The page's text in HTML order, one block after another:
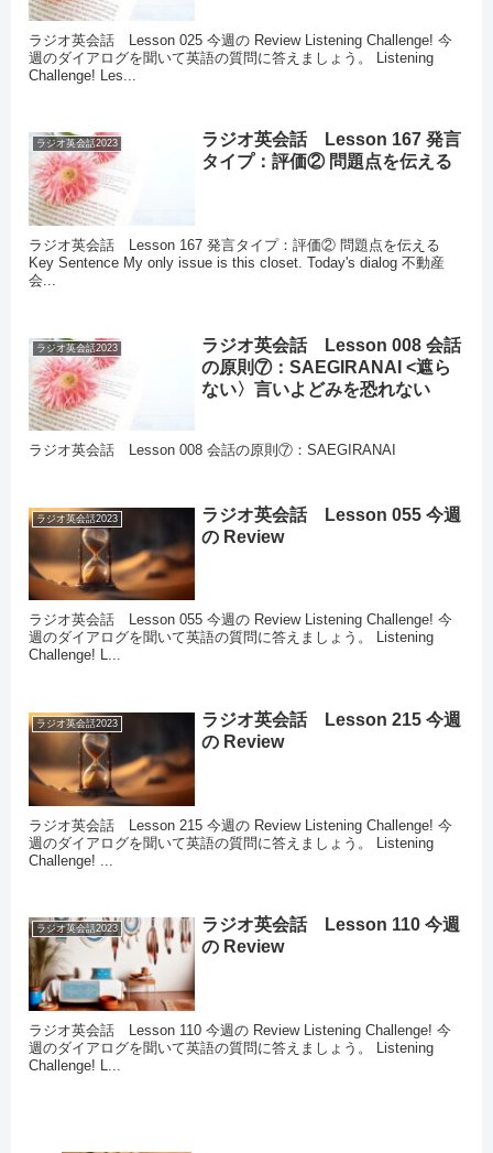
ラジオ英会話 Lesson 025 今週の Review Listening Challenge! 今
週のダイアログを聞いて英語の質問に答えましょう。 Listening
Challenge! Les...
ラジオ英会話2023
ラジオ英会話 Lesson 167 発言
タイプ：評価② 問題点を伝える
ラジオ英会話 Lesson 167 発言タイプ：評価② 問題点を伝える
Key Sentence My only issue is this closet. Today's dialog 不動産
会...
ラジオ英会話2023
ラジオ英会話 Lesson 008 会話
の原則⑦：SAEGIRANAI <遮ら
ない〉言いよどみを恐れない
ラジオ英会話 Lesson 008 会話の原則⑦：SAEGIRANAI
ラジオ英会話2023
ラジオ英会話 Lesson 055 今週
の Review
ラジオ英会話 Lesson 055 今週の Review Listening Challenge! 今
週のダイアログを聞いて英語の質問に答えましょう。 Listening
Challenge! L...
ラジオ英会話2023
ラジオ英会話 Lesson 215 今週
の Review
ラジオ英会話 Lesson 215 今週の Review Listening Challenge! 今
週のダイアログを聞いて英語の質問に答えましょう。 Listening
Challenge! ...
ラジオ英会話2023
ラジオ英会話 Lesson 110 今週
の Review
ラジオ英会話 Lesson 110 今週の Review Listening Challenge! 今
週のダイアログを聞いて英語の質問に答えましょう。 Listening
Challenge! L...